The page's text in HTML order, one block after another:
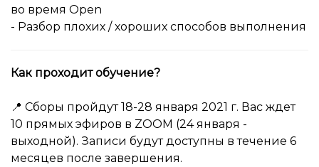
во время Open
- Разбор плохих / хороших способов выполнения
Как проходит обучение?
📍 Сборы пройдут 18-28 января 2021 г. Вас ждет
10 прямых эфиров в ZOOM (24 января -
выходной). Записи будут доступны в течение 6
месяцев после завершения.